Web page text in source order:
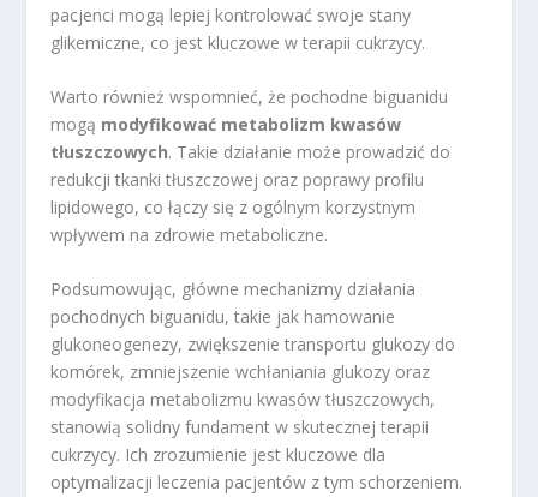
pacjenci mogą lepiej kontrolować swoje stany
glikemiczne, co jest kluczowe w terapii cukrzycy.
Warto również wspomnieć, że pochodne biguanidu
mogą modyfikować metabolizm kwasów
tłuszczowych. Takie działanie może prowadzić do
redukcji tkanki tłuszczowej oraz poprawy profilu
lipidowego, co łączy się z ogólnym korzystnym
wpływem na zdrowie metaboliczne.
Podsumowując, główne mechanizmy działania
pochodnych biguanidu, takie jak hamowanie
glukoneogenezy, zwiększenie transportu glukozy do
komórek, zmniejszenie wchłaniania glukozy oraz
modyfikacja metabolizmu kwasów tłuszczowych,
stanowią solidny fundament w skutecznej terapii
cukrzycy. Ich zrozumienie jest kluczowe dla
optymalizacji leczenia pacjentów z tym schorzeniem.